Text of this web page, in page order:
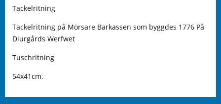
Tackelritning
Tackelritning på Mörsare Barkassen som byggdes 1776 På
Diurgårds Werfwet
Tuschritning
54x41cm.